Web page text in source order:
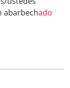
abarbechado